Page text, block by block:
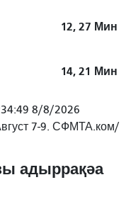
12, 27 Мин
14, 21 Мин
8/8/2026
7-9. СФМТА.ком/
адыррақәа